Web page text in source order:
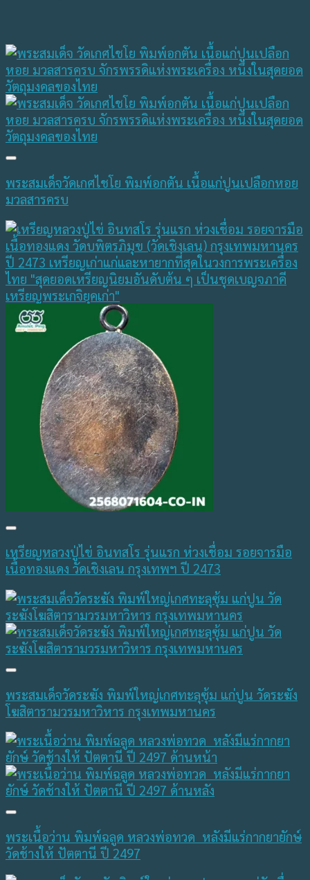
พระสมเด็จวัดเกศไชโย พิมพ์อกตัน เนื้อแก่ปูนเปลือกหอย
มวลสารครบ
เหรียญหลวงปู่ไข่ อินทสโร รุ่นแรก ห่วงเชื่อม รอยจารมือ
เนื้อทองแดง วัดเชิงเลน กรุงเทพฯ ปี 2473
พระสมเด็จวัดระฆัง พิมพ์ใหญ่เกศทะลุซุ้ม แก่ปูน วัดระฆัง
โฆสิตารามวรมหาวิหาร กรุงเทพมหานคร
พระเนื้อว่าน พิมพ์ฉลูด หลวงพ่อทวด หลังมีแร่กากยายักษ์
วัดช้างให้ ปัตตานี ปี 2497